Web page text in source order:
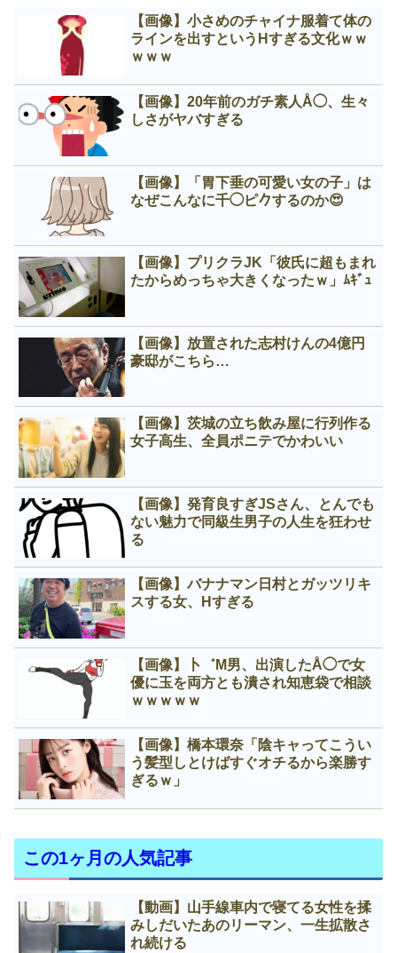
【画像】小さめのチャイナ服着て体の
ラインを出すというНすぎる文化ｗｗ
ｗｗｗ
【画像】20年前のガチ素人Å◯、生々
しさがヤバすぎる
【画像】「胃下垂の可愛い女の子」は
なぜこんなに千◯ピ𠂊するのか😍
【画像】プリクラJK「彼氏に超もまれ
たからめっちゃ大きくなったｗ」ﾑｷﾞｭ
【画像】放置された志村けんの4億円
豪邸がこちら…
【画像】茨城の立ち飲み屋に行列作る
女子高生、全員ポニテでかわいい
【画像】発育良すぎJSさん、とんでも
ない魅力で同級生男子の人生を狂わせ
る
【画像】バナナマン日村とガッツリキ
スする女、Нすぎる
【画像】卜゛M男、出演したÅ◯で女
優に玉を両方とも潰され知恵袋で相談
ｗｗｗｗｗ
【画像】橋本環奈「陰キャってこうい
う髪型しとけばすぐオチるから楽勝す
ぎるｗ」
この1ヶ月の人気記事
【動画】山手線車内で寝てる女性を揉
みしだいたあのリーマン、一生拡散さ
れ続ける